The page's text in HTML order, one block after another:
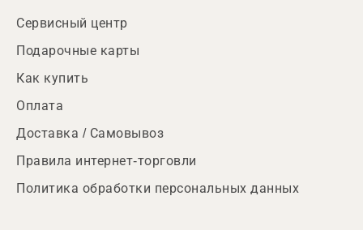
Сервисный центр
Подарочные карты
Как купить
Оплата
Доставка / Самовывоз
Правила интернет-торговли
Политика обработки персональных данных